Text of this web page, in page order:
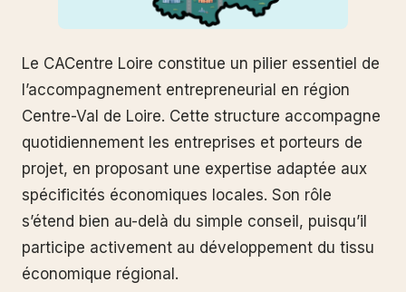
Le CACentre Loire constitue un pilier essentiel de
l’accompagnement entrepreneurial en région
Centre-Val de Loire. Cette structure accompagne
quotidiennement les entreprises et porteurs de
projet, en proposant une expertise adaptée aux
spécificités économiques locales. Son rôle
s’étend bien au-delà du simple conseil, puisqu’il
participe activement au développement du tissu
économique régional.